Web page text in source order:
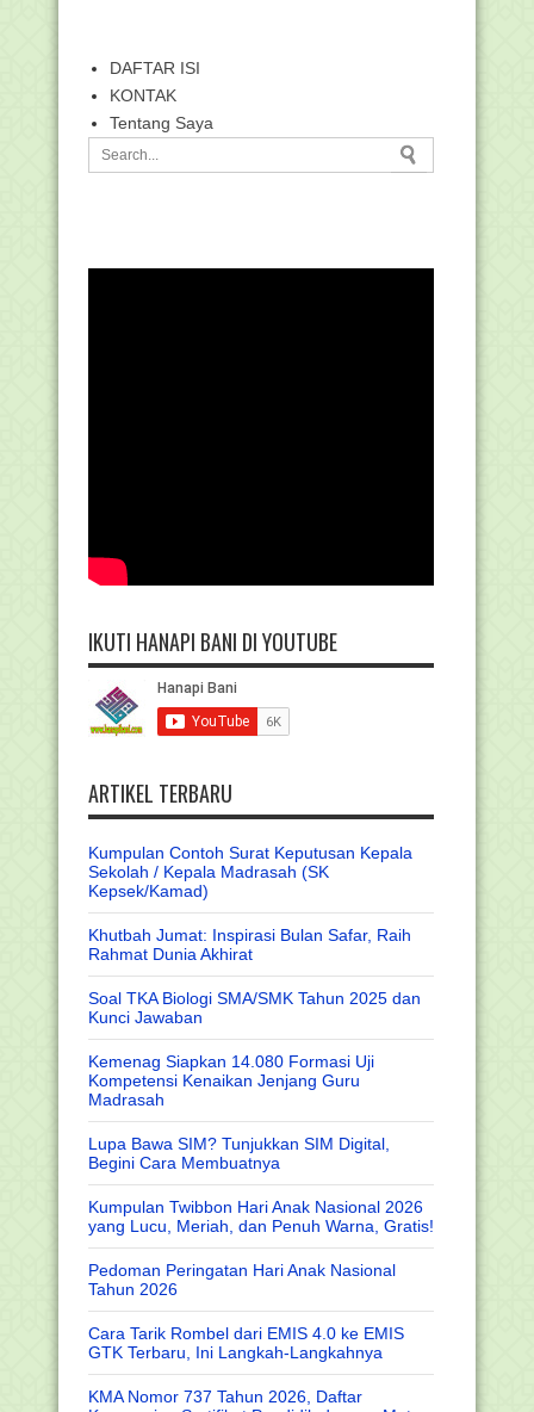
DAFTAR ISI
KONTAK
Tentang Saya
IKUTI HANAPI BANI DI YOUTUBE
ARTIKEL TERBARU
Kumpulan Contoh Surat Keputusan Kepala
Sekolah / Kepala Madrasah (SK
Kepsek/Kamad)
Khutbah Jumat: Inspirasi Bulan Safar, Raih
Rahmat Dunia Akhirat
Soal TKA Biologi SMA/SMK Tahun 2025 dan
Kunci Jawaban
Kemenag Siapkan 14.080 Formasi Uji
Kompetensi Kenaikan Jenjang Guru
Madrasah
Lupa Bawa SIM? Tunjukkan SIM Digital,
Begini Cara Membuatnya
Kumpulan Twibbon Hari Anak Nasional 2026
yang Lucu, Meriah, dan Penuh Warna, Gratis!
Pedoman Peringatan Hari Anak Nasional
Tahun 2026
Cara Tarik Rombel dari EMIS 4.0 ke EMIS
GTK Terbaru, Ini Langkah-Langkahnya
KMA Nomor 737 Tahun 2026, Daftar